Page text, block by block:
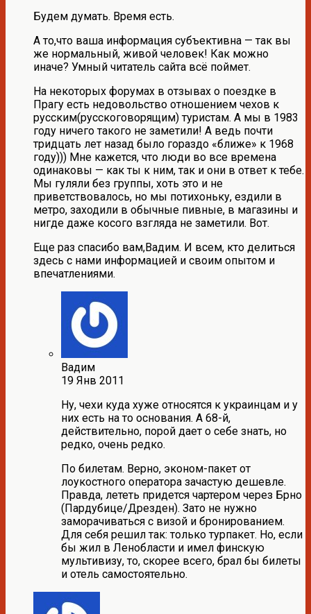
Будем думать. Время есть.
А то,что ваша информация субъективна — так вы
же нормальный, живой человек! Как можно
иначе? Умный читатель сайта всё поймет.
На некоторых форумах в отзывах о поездке в
Прагу есть недовольство отношением чехов к
русским(русскоговорящим) туристам. А мы в 1983
году ничего такого не заметили! А ведь почти
тридцать лет назад было гораздо «ближе» к 1968
году))) Мне кажется, что люди во все времена
одинаковы — как ты к ним, так и они в ответ к тебе.
Мы гуляли без группы, хоть это и не
приветствовалось, но мы потихоньку, ездили в
метро, заходили в обычные пивные, в магазины и
нигде даже косого взгляда не заметили. Вот.
Еще раз спасибо вам,Вадим. И всем, кто делиться
здесь с нами информацией и своим опытом и
впечатлениями.
Вадим
19 Янв 2011
Ну, чехи куда хуже относятся к украинцам и у
них есть на то основания. А 68-й,
действительно, порой дает о себе знать, но
редко, очень редко.
По билетам. Верно, эконом-пакет от
лоукостного оператора зачастую дешевле.
Правда, лететь придется чартером через Брно
(Пардубице/Дрезден). Зато не нужно
заморачиваться с визой и бронированием.
Для себя решил так: только турпакет. Но, если
бы жил в Ленобласти и имел финскую
мультивизу, то, скорее всего, брал бы билеты
и отель самостоятельно.